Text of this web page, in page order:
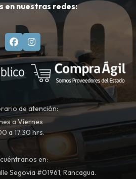
en nuestras redes:
de atención:
a Viernes
a 17.30 hrs.
en:
Segovia #01961, Rancagua.